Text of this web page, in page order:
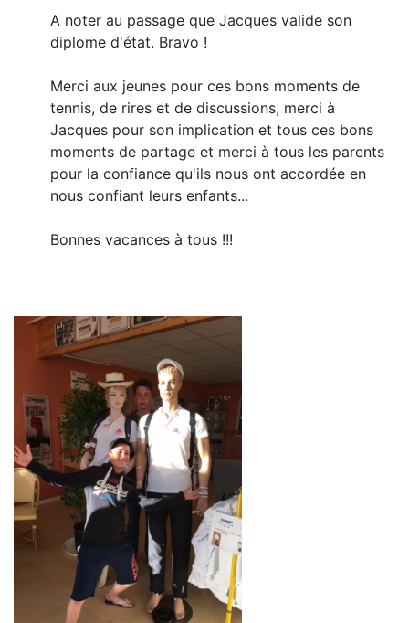
A noter au passage que Jacques valide son
diplome d'état. Bravo !
Merci aux jeunes pour ces bons moments de
tennis, de rires et de discussions, merci à
Jacques pour son implication et tous ces bons
moments de partage et merci à tous les parents
pour la confiance qu'ils nous ont accordée en
nous confiant leurs enfants...
Bonnes vacances à tous !!!